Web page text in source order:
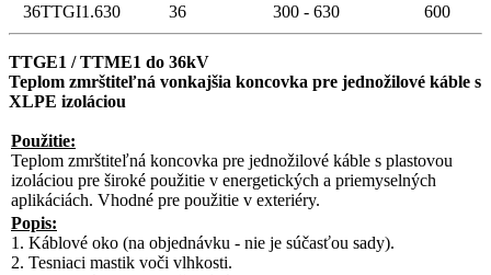
36TTGI1.630
36 300 - 630 600
TTGE1 / TTME1 do 36kV
Teplom zmrštiteľná vonkajšia koncovka pre jednožilové káble s
XLPE izoláciou
Použitie:
Teplom zmrštiteľná koncovka pre jednožilové káble s plastovou
izoláciou pre široké použitie v energetických a priemyselných
aplikáciách. Vhodné pre použitie v exteriéry.
Popis:
1. Káblové oko (na objednávku - nie je súčasťou sady).
2. Tesniaci mastik voči vlhkosti.